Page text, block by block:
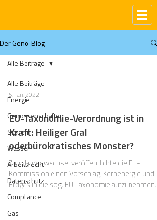
Der Geno-Blog
Alle Beiträge
Energie
Genossenschaften
Steuern
Wasser
Arbeitsrecht
Datenschutz
Compliance
Gas
Alle Beiträge
6. Jan. 2022
EU-Taxonomie-Verordnung ist in
Kraft: Heiliger Gral
oderbürokratisches Monster?
Zum Jahreswechsel veröffentlichte die EU-
Kommission einen Vorschlag, Kernenergie und
Erdgas in die sog. EU-Taxonomie aufzunehmen.